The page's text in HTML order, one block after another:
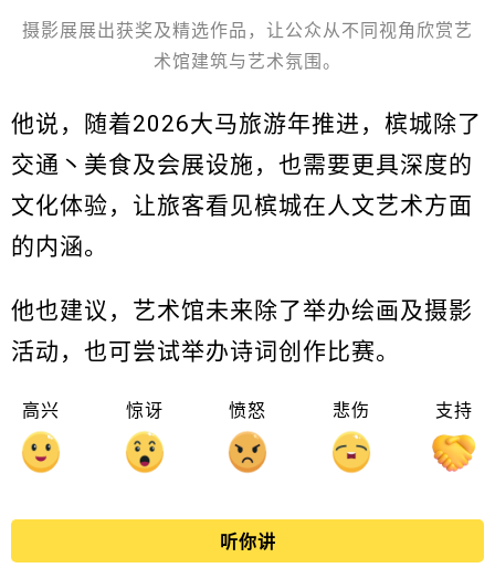
摄影展展出获奖及精选作品，让公众从不同视角欣赏艺
术馆建筑与艺术氛围。
他说，随着2026大马旅游年推进，槟城除了
交通丶美食及会展设施，也需要更具深度的
文化体验，让旅客看见槟城在人文艺术方面
的内涵。
他也建议，艺术馆未来除了举办绘画及摄影
活动，也可尝试举办诗词创作比赛。
高兴 惊讶 愤怒 悲伤 支持
听你讲